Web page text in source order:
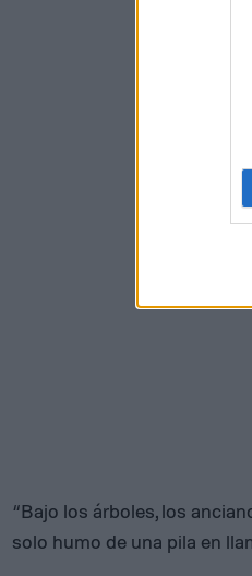
“Bajo los árboles, los
solo humo de una pila en